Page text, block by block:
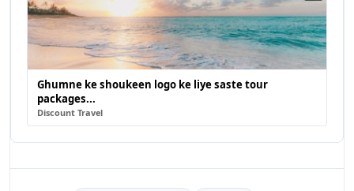
Ghumne ke shoukeen logo ke liye saste tour
packages...
Discount Travel